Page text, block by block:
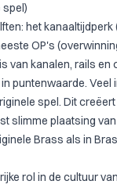
spel)
het
OP's
van kanalen, rails
puntenwaarde.
spel. Dit
slimme plaatsing
Brass als in
rol in de cultuur